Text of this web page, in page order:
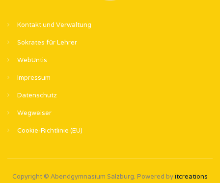
Kontakt und Verwaltung
Sokrates für Lehrer
WebUntis
Impressum
Datenschutz
Wegweiser
Cookie-Richtlinie (EU)
Copyright © Abendgymnasium Salzburg. Powered byitcreations